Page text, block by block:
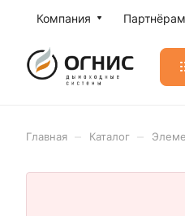
Компания Партнёрам
Главная Каталог